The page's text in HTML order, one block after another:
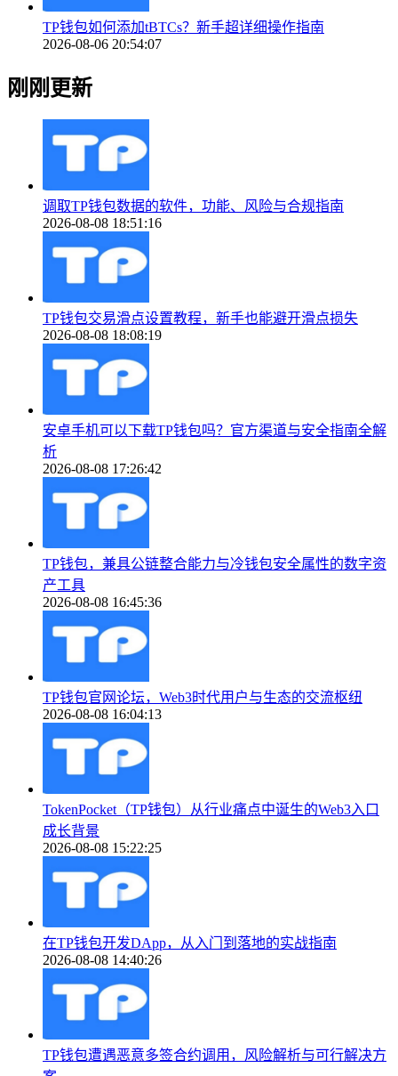
TP钱包如何添加tBTCs？新手超详细操作指南
2026-08-06 20:54:07
刚刚更新
调取TP钱包数据的软件，功能、风险与合规指南
2026-08-08 18:51:16
TP钱包交易滑点设置教程，新手也能避开滑点损失
2026-08-08 18:08:19
安卓手机可以下载TP钱包吗？官方渠道与安全指南全解
析
2026-08-08 17:26:42
TP钱包，兼具公链整合能力与冷钱包安全属性的数字资
产工具
2026-08-08 16:45:36
TP钱包官网论坛，Web3时代用户与生态的交流枢纽
2026-08-08 16:04:13
TokenPocket（TP钱包）从行业痛点中诞生的Web3入口
成长背景
2026-08-08 15:22:25
在TP钱包开发DApp，从入门到落地的实战指南
2026-08-08 14:40:26
TP钱包遭遇恶意多签合约调用，风险解析与可行解决方